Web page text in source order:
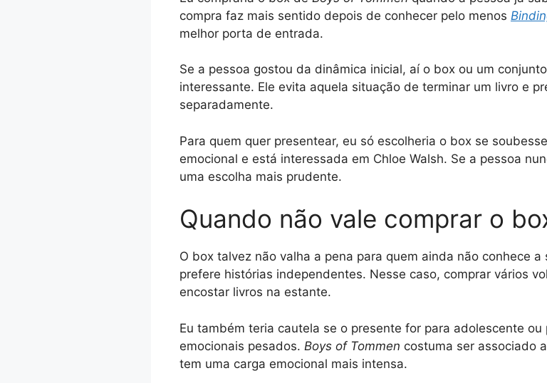
compra faz mais sentido depois de conhecer pelo menos
melhor porta de entrada.
Se a pessoa gostou da dinâmica inicial, aí o box ou um
interessante. Ele evita aquela situação de terminar um livro e
separadamente.
Para quem quer presentear, eu só escolheria o box se
emocional e está interessada em Chloe Walsh. Se a pessoa
uma escolha mais prudente.
Quando não vale comprar o
O box talvez não valha a pena para quem ainda não conhece
prefere histórias independentes. Nesse caso, comprar vários
encostar livros na estante.
Eu também teria cautela se o presente for para adolescente
emocionais pesados. Boys of Tommen costuma ser associado
tem uma carga emocional mais intensa.